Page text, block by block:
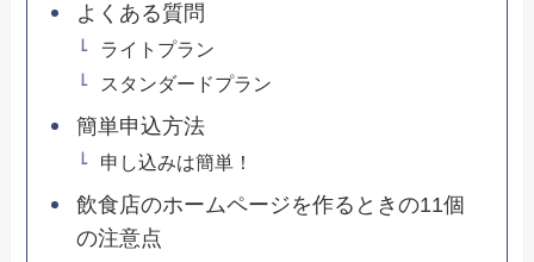
よくある質問
ライトプラン
スタンダードプラン
簡単申込方法
申し込みは簡単！
飲食店のホームページを作るときの11個
の注意点